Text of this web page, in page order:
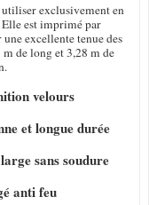
exclusivement en
est imprimé par
excellente tenue des
de long et 3,28 m de
velours
et longue durée
sans soudure
anti feu